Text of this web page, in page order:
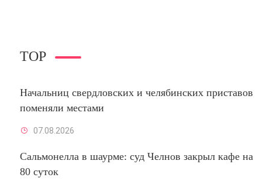
TOP
Начальниц свердловских и челябинских приставов
поменяли местами
07.08.2026
Сальмонелла в шаурме: суд Челнов закрыл кафе на
80 суток